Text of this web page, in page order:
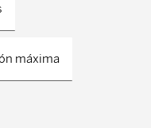
máxima